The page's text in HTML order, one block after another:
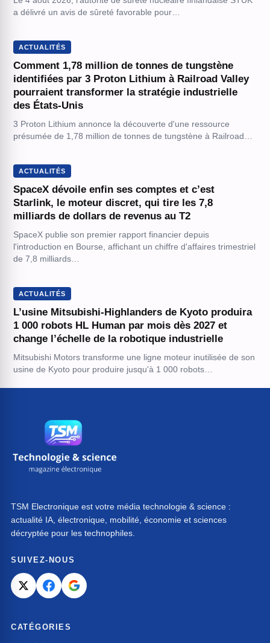
a délivré un avis de sûreté favorable pour…
ACTUALITÉS
Comment 1,78 million de tonnes de tungstène
identifiées par 3 Proton Lithium à Railroad Valley
pourraient transformer la stratégie industrielle
des États-Unis
3 Proton Lithium annonce la découverte d'une ressource
présumée de 1,78 million de tonnes de tungstène à Railroad…
ACTUALITÉS
SpaceX dévoile enfin ses comptes et c’est
Starlink, le moteur discret, qui tire les 7,8
milliards de dollars de revenus au T2
SpaceX publie son premier rapport financier depuis
l'introduction en Bourse, affichant un chiffre d'affaires trimestriel
de 7,8 milliards…
ACTUALITÉS
L’usine Mitsubishi-Highlanders de Kyoto produira
1 000 robots HL Human par mois dès 2027 et
change l’échelle de la robotique industrielle
Mitsubishi Motors transforme une ligne moteur inutilisée de son
usine de Kyoto pour produire jusqu'à 1 000 robots…
TSM Electronique est votre média technologie & science :
actualité IA, électronique, mobilité, économie et sciences
décryptée pour les technophiles.
SUIVEZ-NOUS
CATÉGORIES